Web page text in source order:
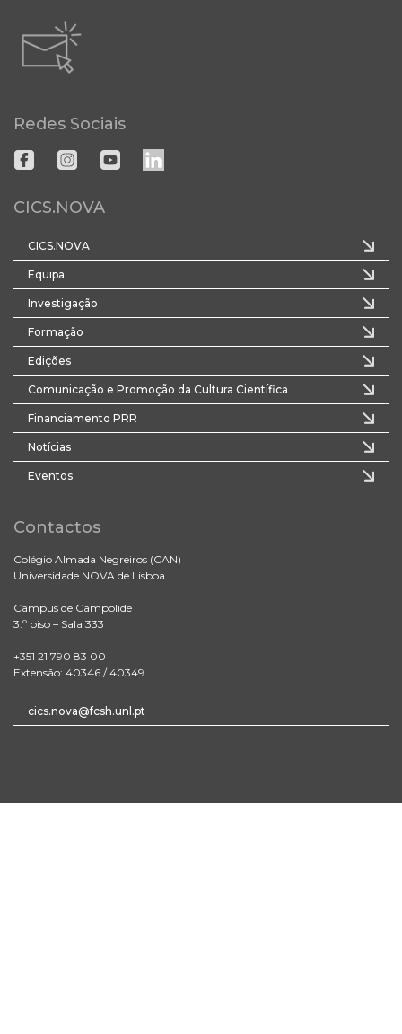
Redes Sociais
CICS.NOVA
CICS.NOVA
Equipa
Investigação
Formação
Edições
Comunicação e Promoção da Cultura Científica
Financiamento PRR
Notícias
Eventos
Contactos
Colégio Almada Negreiros (CAN)
Universidade NOVA de Lisboa
Campus de Campolide
3.º piso – Sala 333
+351 21 790 83 00
Extensão: 40346 / 40349
cics.nova@fcsh.unl.pt